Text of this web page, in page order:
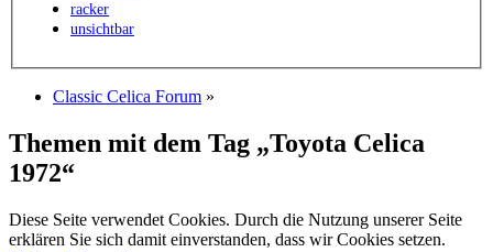
racker
unsichtbar
Classic Celica Forum »
Themen mit dem Tag „Toyota Celica
1972“
Diese Seite verwendet Cookies. Durch die Nutzung unserer Seite
erklären Sie sich damit einverstanden, dass wir Cookies setzen.